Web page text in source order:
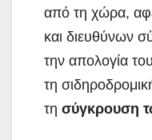
από τη χώρα,
και διευθύνων
την απολογία
τη
τη σύγκρουση